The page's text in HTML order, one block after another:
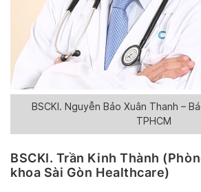
BSCKI. Nguyễn Bảo Xuân Thanh –
TPHCM
BSCKI. Trần Kinh Thành
khoa Sài Gòn Healthcare)